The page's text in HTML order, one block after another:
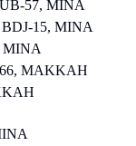
57, MINA
15, MINA
MINA
MAKKAH